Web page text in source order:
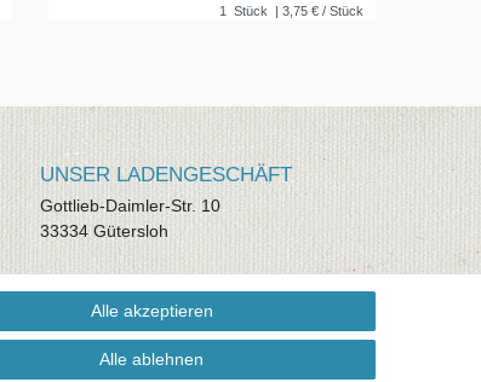
1 Stück | 3,75 € / Stück
UNSER LADENGESCHÄFT
Gottlieb-Daimler-Str. 10
33334 Gütersloh
ÖFFNUNGSZEITEN
Montag - Dienstag: 8.00 - 18.00 Uhr,
Mittwoch Ruhetag, Donnerstag: 8.00 -
18.00 Uhr, Freitag 8.00 - 14.00 Uhr
Alle akzeptieren
Alle ablehnen